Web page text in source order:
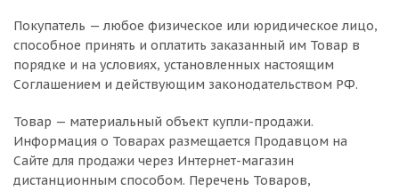
Покупатель — любое физическое или юридическое лицо,
способное принять и оплатить заказанный им Товар в
порядке и на условиях, установленных настоящим
Соглашением и действующим законодательством РФ.
Товар — материальный объект купли-продажи.
Информация о Товарах размещается Продавцом на
Сайте для продажи через Интернет-магазин
дистанционным способом. Перечень Товаров,